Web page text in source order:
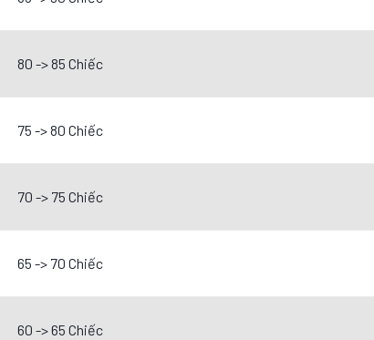
80 -> 85 Chiếc
75 -> 80 Chiếc
70 -> 75 Chiếc
65 -> 70 Chiếc
60 -> 65 Chiếc